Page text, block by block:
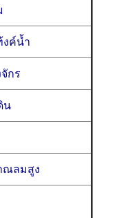
งค์น้ำ
กร
น
ณลมสูง